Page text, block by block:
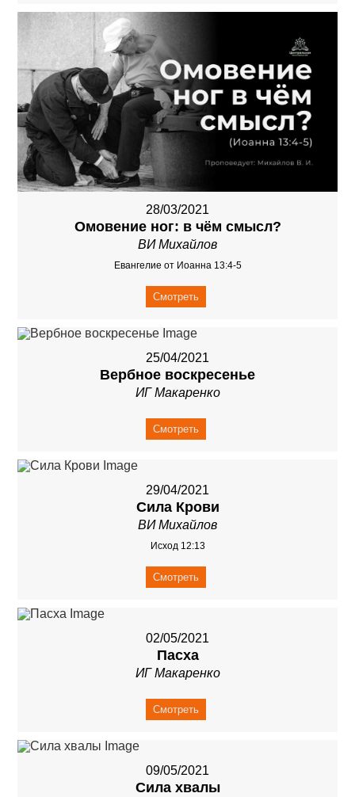
28/03/2021
Омовение ног: в чём смысл?
ВИ Михайлов
Евангелие от Иоанна 13:4-5
Смотреть
25/04/2021
Вербное воскресенье
ИГ Макаренко
Смотреть
29/04/2021
Сила Крови
ВИ Михайлов
Исход 12:13
Смотреть
02/05/2021
Пасха
ИГ Макаренко
Смотреть
09/05/2021
Сила хвалы